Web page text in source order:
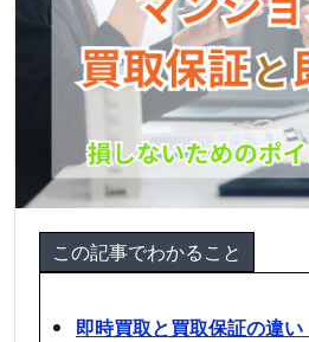
この記事でわかること
即時買取と買取保証の違